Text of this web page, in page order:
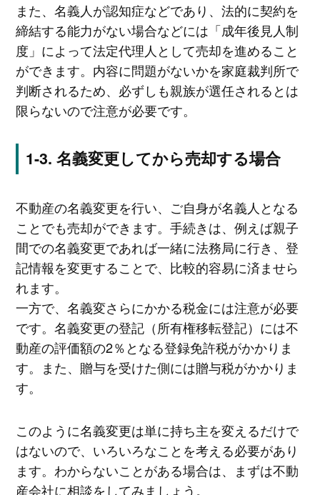
また、名義人が認知症などであり、法的に契約を
締結する能力がない場合などには「成年後見人制
度」によって法定代理人として売却を進めること
ができます。内容に問題がないかを家庭裁判所で
判断されるため、必ずしも親族が選任されるとは
限らないので注意が必要です。
名義変更してから売却する場合
不動産の名義変更を行い、ご自身が名義人となる
ことでも売却ができます。手続きは、例えば親子
間での名義変更であれば一緒に法務局に行き、登
記情報を変更することで、比較的容易に済ませら
れます。
一方で、名義変さらにかかる税金には注意が必要
です。名義変更の登記（所有権移転登記）には不
動産の評価額の2％となる登録免許税がかかりま
す。また、贈与を受けた側には贈与税がかかりま
す。
このように名義変更は単に持ち主を変えるだけで
はないので、いろいろなことを考える必要があり
ます。わからないことがある場合は、まずは不動
産会社に相談をしてみましょう。